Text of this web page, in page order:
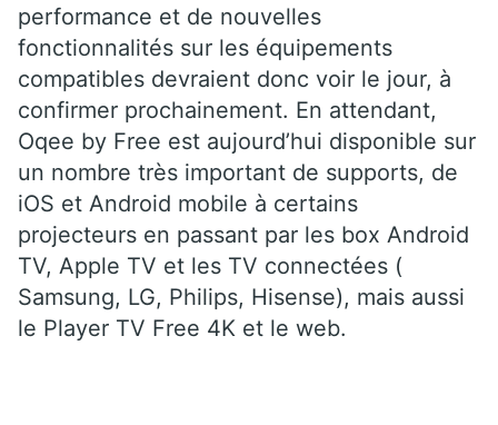
performance et de nouvelles
fonctionnalités sur les équipements
compatibles devraient donc voir le jour, à
confirmer prochainement. En attendant,
Oqee by Free est aujourd’hui disponible sur
un nombre très important de supports, de
iOS et Android mobile à certains
projecteurs en passant par les box Android
TV, Apple TV et les TV connectées (
Samsung, LG, Philips, Hisense), mais aussi
le Player TV Free 4K et le web.